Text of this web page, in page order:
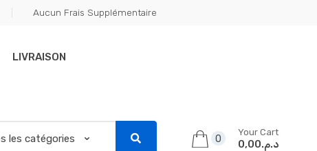
Aucun Frais Supplémentaire
LIVRAISON
0
Your Cart
د.م.0,00